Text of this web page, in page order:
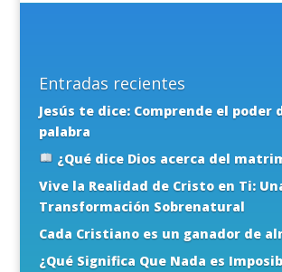
Entradas recientes
Jesús te dice: Comprende el poder
palabra
¿Qué dice Dios acerca del
Vive la Realidad de Cristo en Ti:
Transformación Sobrenatural
Cada Cristiano es un ganador de
¿Qué Significa Que Nada es